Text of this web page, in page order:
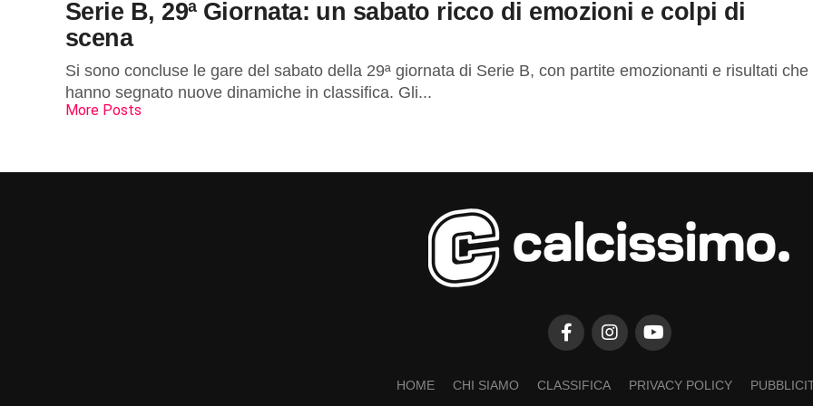
Serie B, 29ª Giornata: un sabato ricco di emozioni e colpi di
scena
Si sono concluse le gare del sabato della 29ª giornata di Serie B, con partite emozionanti e risultati che
hanno segnato nuove dinamiche in classifica. Gli...
More Posts
HOME CHI SIAMO CLASSIFICA PRIVACY POLICY